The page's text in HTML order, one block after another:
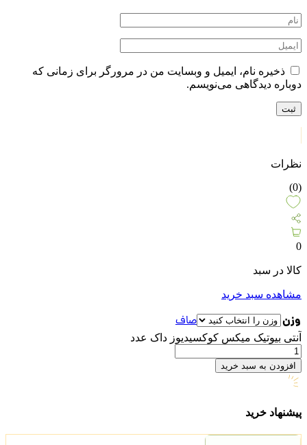
ذخیره نام، ایمیل و وبسایت من در مرورگر برای زمانی که
دوباره دیدگاهی می‌نویسم.
نظرات
(0)
0
کالا در سبد
مشاهده سبد خرید
وزن صاف
آنتی بیوتیک میکس کوکسیدیوز داک عدد
افزودن به سبد خرید
پیشنهاد خرید